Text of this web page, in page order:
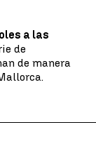
a las
de
de manera